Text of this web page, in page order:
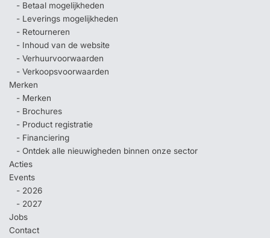
- Betaal mogelijkheden
- Leverings mogelijkheden
- Retourneren
- Inhoud van de website
- Verhuurvoorwaarden
- Verkoopsvoorwaarden
Merken
- Merken
- Brochures
- Product registratie
- Financiering
- Ontdek alle nieuwigheden binnen onze sector
Acties
Events
- 2026
- 2027
Jobs
Contact